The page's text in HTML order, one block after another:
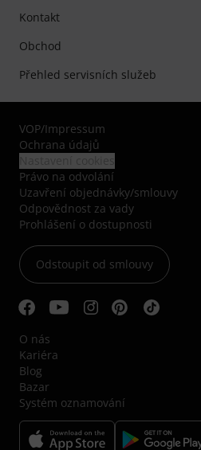
Kontakt
Obchod
Přehled servisních služeb
VOP/Impressum
Ochrana údajů
Právo na odvolání
Uzavření objednávky/smlouvy
Odpovědnost za vady
Prohlášení o dostupnosti
Odstoupit od smlouvy
O nás
Kariéra
Blog
Bazar
Systém oznamování